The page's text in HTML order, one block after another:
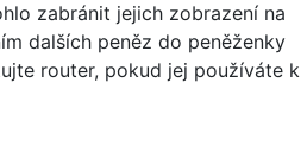
zabránit jejich zobrazení na
dalších peněz do peněženky
router, pokud jej používáte k